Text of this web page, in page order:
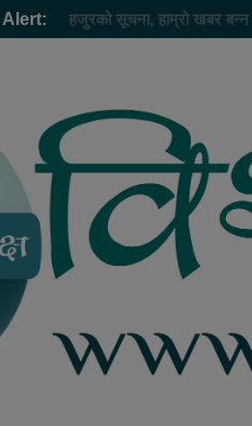
Alert: यहाँ बिज्ञापन गर्नु परेमा